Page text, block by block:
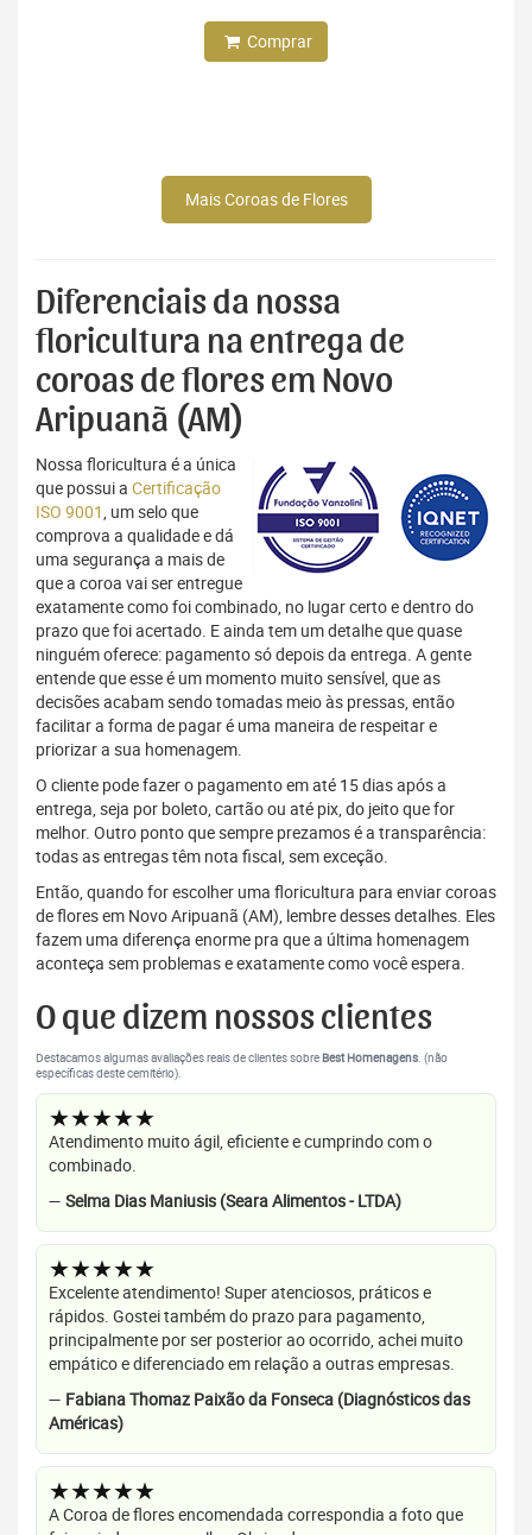
Comprar
Mais Coroas de Flores
Diferenciais da nossa
floricultura na entrega de
coroas de flores em Novo
Aripuanã (AM)
Nossa floricultura é a única
que possui a Certificação
ISO 9001, um selo que
comprova a qualidade e dá
uma segurança a mais de
que a coroa vai ser entregue
exatamente como foi combinado, no lugar certo e dentro do
prazo que foi acertado. E ainda tem um detalhe que quase
ninguém oferece: pagamento só depois da entrega. A gente
entende que esse é um momento muito sensível, que as
decisões acabam sendo tomadas meio às pressas, então
facilitar a forma de pagar é uma maneira de respeitar e
priorizar a sua homenagem.
O cliente pode fazer o pagamento em até 15 dias após a
entrega, seja por boleto, cartão ou até pix, do jeito que for
melhor. Outro ponto que sempre prezamos é a transparência:
todas as entregas têm nota fiscal, sem exceção.
Então, quando for escolher uma floricultura para enviar coroas
de flores em Novo Aripuanã (AM), lembre desses detalhes. Eles
fazem uma diferença enorme pra que a última homenagem
aconteça sem problemas e exatamente como você espera.
O que dizem nossos clientes
Destacamos algumas avaliações reais de clientes sobre Best Homenagens. (não
específicas deste cemitério).
★★★★★
Atendimento muito ágil, eficiente e cumprindo com o
combinado.
— Selma Dias Maniusis (Seara Alimentos - LTDA)
★★★★★
Excelente atendimento! Super atenciosos, práticos e
rápidos. Gostei também do prazo para pagamento,
principalmente por ser posterior ao ocorrido, achei muito
empático e diferenciado em relação a outras empresas.
— Fabiana Thomaz Paixão da Fonseca (Diagnósticos das
Américas)
★★★★★
A Coroa de flores encomendada correspondia a foto que